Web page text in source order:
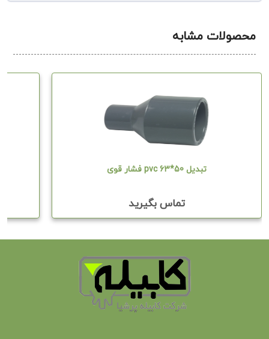
محصولات مشابه
تبدیل pvc 63*50 فشار قوی
تماس بگیرید